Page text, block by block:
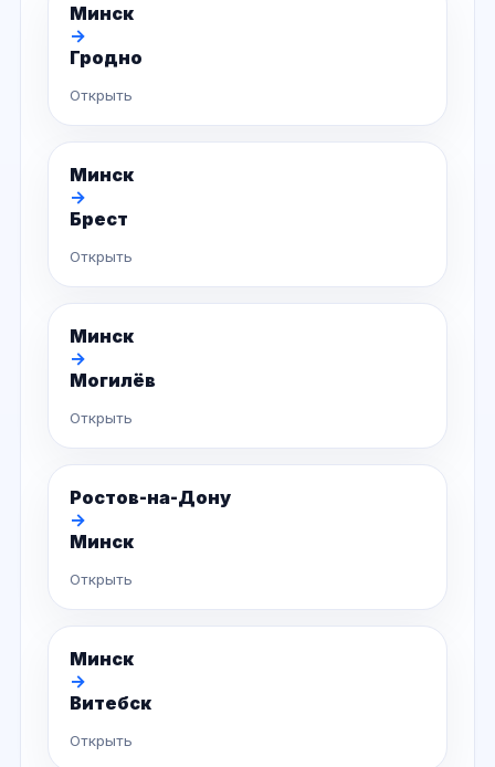
Минск
→
Гродно
Открыть
Минск
→
Брест
Открыть
Минск
→
Могилёв
Открыть
Ростов-на-Дону
→
Минск
Открыть
Минск
→
Витебск
Открыть